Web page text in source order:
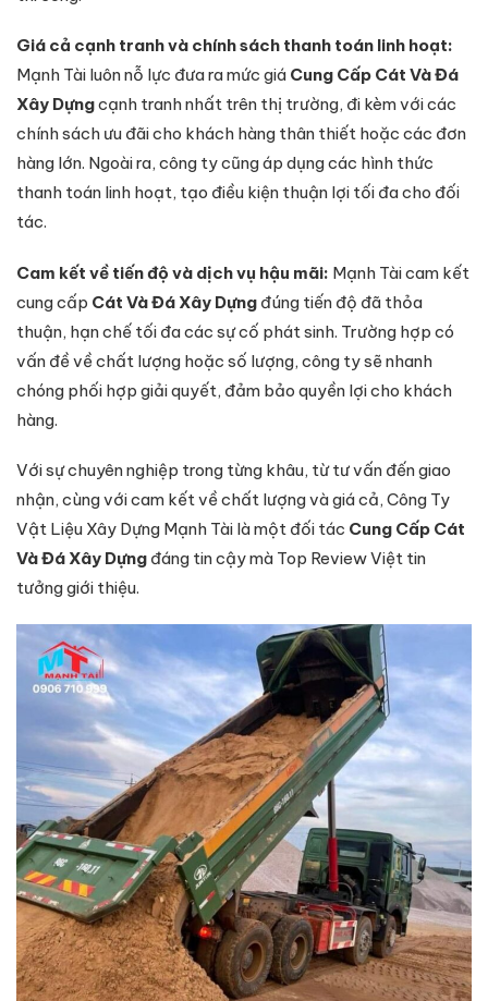
Giá cả cạnh tranh và chính sách thanh toán linh hoạt:
Mạnh Tài luôn nỗ lực đưa ra mức giá Cung Cấp Cát Và Đá
Xây Dựngcạnh tranh nhất trên thị trường, đi kèm với các
chính sách ưu đãi cho khách hàng thân thiết hoặc các đơn
hàng lớn. Ngoài ra, công ty cũng áp dụng các hình thức
thanh toán linh hoạt, tạo điều kiện thuận lợi tối đa cho đối
tác.
Cam kết về tiến độ và dịch vụ hậu mãi: Mạnh Tài cam kết
cung cấp Cát Và Đá Xây Dựng đúng tiến độ đã thỏa
thuận, hạn chế tối đa các sự cố phát sinh. Trường hợp có
vấn đề về chất lượng hoặc số lượng, công ty sẽ nhanh
chóng phối hợp giải quyết, đảm bảo quyền lợi cho khách
hàng.
Với sự chuyên nghiệp trong từng khâu, từ tư vấn đến giao
nhận, cùng với cam kết về chất lượng và giá cả, Công Ty
Vật Liệu Xây Dựng Mạnh Tài là một đối tác Cung Cấp Cát
Và Đá Xây Dựng đáng tin cậy mà Top Review Việt tin
tưởng giới thiệu.